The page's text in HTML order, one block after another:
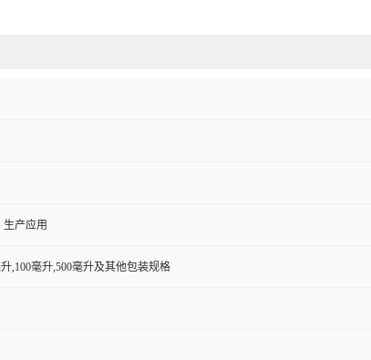
产应用
,100毫升,500毫升及其他包装规格